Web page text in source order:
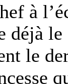
à
déjà
le